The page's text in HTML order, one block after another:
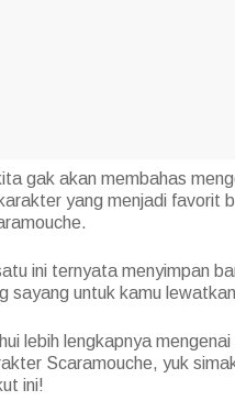
gak akan membahas
yang menjadi favorit
ini ternyata menyimpan
sayang untuk kamu
lebih lengkapnya
Scaramouche, yuk
ini!